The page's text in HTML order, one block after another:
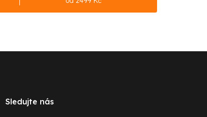
Sledujte nás